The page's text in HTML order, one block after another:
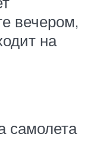
вечером,
на
самолета